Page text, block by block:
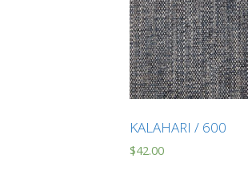
KALAHARI / 600
$42.00